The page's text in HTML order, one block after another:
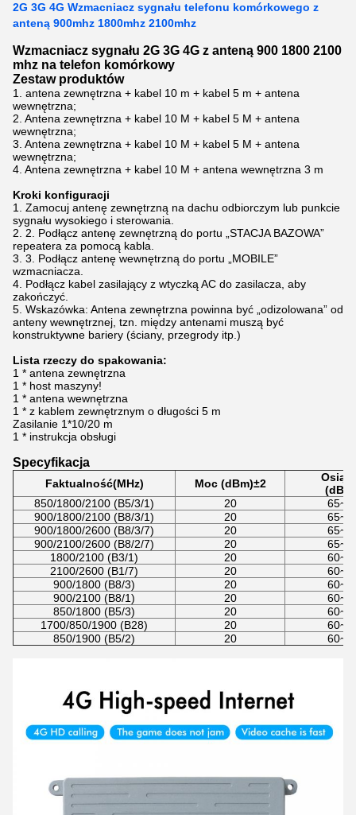
2G 3G 4G Wzmacniacz sygnału telefonu komórkowego z
anteną 900mhz 1800mhz 2100mhz
Wzmacniacz sygnału 2G 3G 4G z anteną 900 1800 2100
mhz na telefon komórkowy
Zestaw produktów
1. antena zewnętrzna + kabel 10 m + kabel 5 m + antena
wewnętrzna;
2. Antena zewnętrzna + kabel 10 M + kabel 5 M + antena
wewnętrzna;
3. Antena zewnętrzna + kabel 10 M + kabel 5 M + antena
wewnętrzna;
4. Antena zewnętrzna + kabel 10 M + antena wewnętrzna 3 m
Kroki konfiguracji
1. Zamocuj antenę zewnętrzną na dachu odbiorczym lub punkcie
sygnału wysokiego i sterowania.
2. 2. Podłącz antenę zewnętrzną do portu „STACJA BAZOWA”
repeatera za pomocą kabla.
3. 3. Podłącz antenę wewnętrzną do portu „MOBILE”
wzmacniacza.
4. Podłącz kabel zasilający z wtyczką AC do zasilacza, aby
zakończyć.
5. Wskazówka: Antena zewnętrzna powinna być „odizolowana” od
anteny wewnętrznej, tzn. między antenami muszą być
konstruktywne bariery (ściany, przegrody itp.)
Lista rzeczy do spakowania:
1 * antena zewnętrzna
1 * host maszyny!
1 * antena wewnętrzna
1 * z kablem zewnętrznym o długości 5 m
Zasilanie 1*10/20 m
1 * instrukcja obsługi
Specyfikacja
Faktualność(MHz) Moc (dBm)±2
(dB
850/1800/2100 (B5/3/1)
20
900/1800/2100 (B8/3/1)
20
900/1800/2600 (B8/3/7)
20
900/2100/2600 (B8/2/7)
20
1800/2100 (B3/1)
20
2100/2600 (B1/7)
20
900/1800 (B8/3)
20
900/2100 (B8/1)
20
850/1800 (B5/3)
20
1700/850/1900 (B28)
20
850/1900 (B5/2)
20